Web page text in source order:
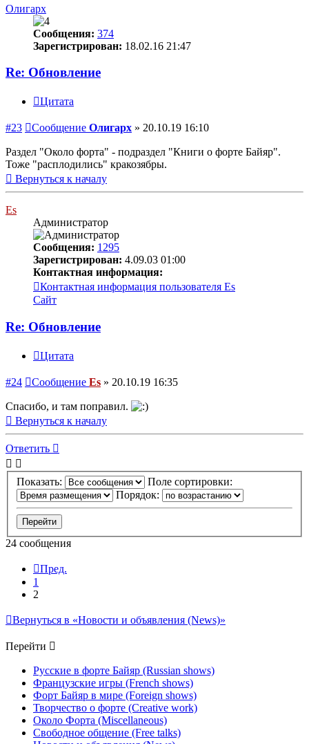
Олигарх
Сообщения: 374
Зарегистрирован: 18.02.16 21:47
Re: Обновление
Цитата
#23 Сообщение Олигарх » 20.10.19 16:10
Раздел "Около форта" - подраздел "Книги о форте Байяр".
Тоже "расплодились" кракозябры.
Вернуться к началу
Es
Администратор
Сообщения: 1295
Зарегистрирован: 4.09.03 01:00
Контактная информация:
Контактная информация пользователя Es
Сайт
Re: Обновление
Цитата
#24 Сообщение Es » 20.10.19 16:35
Спасибо, и там поправил.
Вернуться к началу
Ответить
Показать:
Поле сортировки:
Порядок:
24 сообщения
Пред.
1
2
Вернуться в «Новости и объявления (News)»
Перейти
Русские в форте Байяр (Russian shows)
Французские игры (French shows)
Форт Байяр в мире (Foreign shows)
Творчество о форте (Creative work)
Около Форта (Miscellaneous)
Свободное общение (Free talks)